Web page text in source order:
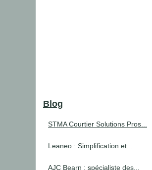
Blog
STMA Courtier Solutions Pros...
Leaneo : Simplification et...
AJC Bearn : spécialiste des...